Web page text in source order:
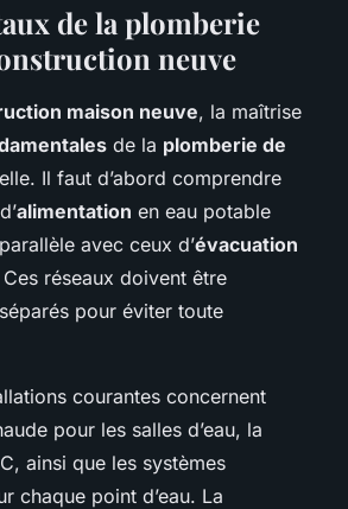
de la plomberie
neuve
maison neuve, la maîtrise
de la plomberie de
Il faut d’abord comprendre
alimentation en eau potable
avec ceux d’évacuation
réseaux doivent être
pour éviter toute
courantes concernent
pour les salles d’eau, la
ainsi que les systèmes
chaque point d’eau. La